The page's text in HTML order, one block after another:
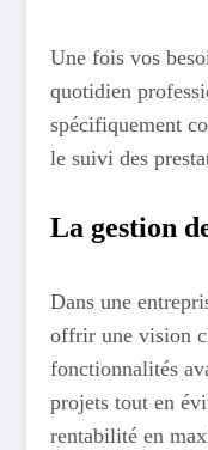
Une fois vos
quotidien
spécifiquement
le suivi des
La gestion
Dans une
offrir une vision
fonctionnalités
projets tout en
rentabilité en